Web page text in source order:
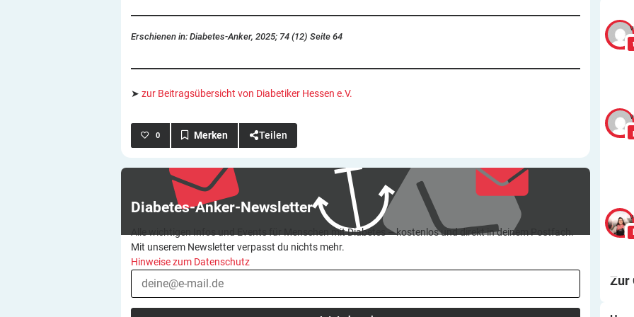
Erschienen in: Diabetes-Anker, 2025; 74 (12) Seite 64
➤ zur Beitragsübersicht von Diabetiker Hessen e.V.
0 Teilen
Diabetes-Anker-Newsletter
Alle wichtigen Infos und Events für Menschen mit Diabetes – kostenlos und direkt in deinem Postfach.
Mit unserem Newsletter verpasst du nichts mehr.
Hinweise zum Datenschutz
Zur